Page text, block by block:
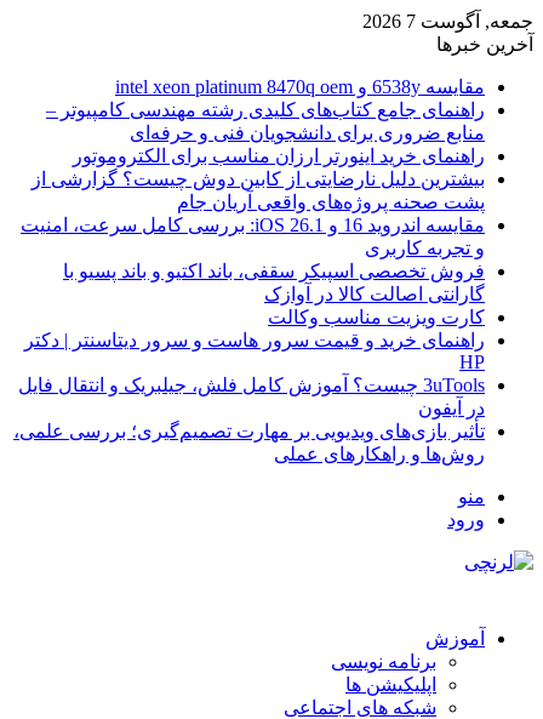
جمعه, آگوست 7 2026
آخرین خبرها
مقایسه 6538y و intel xeon platinum 8470q oem
راهنمای جامع کتاب‌های کلیدی رشته مهندسی کامپیوتر –
منابع ضروری برای دانشجویان فنی و حرفه‌ای
راهنمای خرید اینورتر ارزان مناسب برای الکتروموتور
بیشترین دلیل نارضایتی از کابین دوش چیست؟ گزارشی از
پشت صحنه پروژه‌های واقعی آریان جام
مقایسه اندروید 16 و iOS 26.1: بررسی کامل سرعت، امنیت
و تجربه کاربری
فروش تخصصی اسپیکر سقفی، باند اکتیو و باند پسیو با
گارانتی اصالت کالا در آوازک
کارت ویزیت مناسب وکالت
راهنمای خرید و قیمت سرور هاست و سرور دیتاسنتر | دکتر
HP
3uTools چیست؟ آموزش کامل فلش، جیلبریک و انتقال فایل
در آیفون
تأثیر بازی‌های ویدیویی بر مهارت تصمیم‌گیری؛ بررسی علمی،
روش‌ها و راهکارهای عملی
منو
ورود
آموزش
برنامه نویسی
اپلیکیشن ها
شبکه های اجتماعی